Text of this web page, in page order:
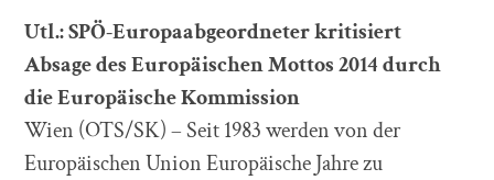
Utl.: SPÖ-Europaabgeordneter kritisiert
Absage des Europäischen Mottos 2014 durch
die Europäische Kommission
Wien (OTS/SK) – Seit 1983 werden von der
Europäischen Union Europäische Jahre zu